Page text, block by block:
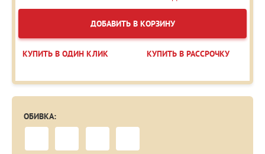
ДОБАВИТЬ В КОРЗИНУ
КУПИТЬ В ОДИН КЛИК КУПИТЬ В РАССРОЧКУ
ОБИВКА: